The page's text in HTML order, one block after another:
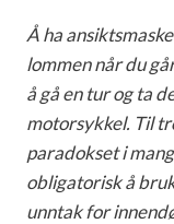
Å ha
lommen når du
å gå en tur og ta
motorsykkel. Til
paradokset i
obligatorisk å
unntak for